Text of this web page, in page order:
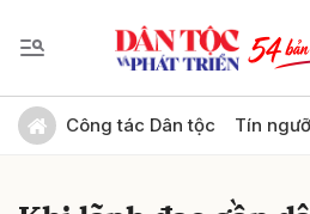
Công tác Dân tộc Tín
Gửi bình luận